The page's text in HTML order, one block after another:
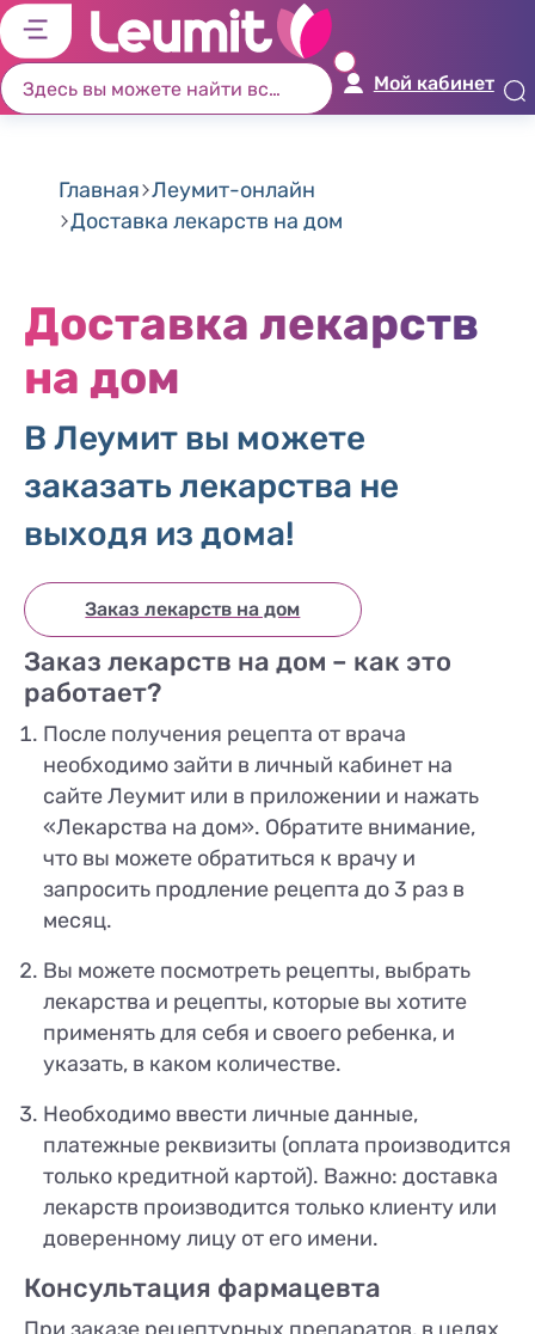
Мой кабинет
Главная Леумит-онлайн
Доставка лекарств на дом
Доставка лекарств
на дом
В Леумит вы можете
заказать лекарства не
выходя из дома!
Заказ лекарств на дом
Заказ лекарств на дом – как это
работает?
После получения рецепта от врача
необходимо зайти в личный кабинет на
сайте Леумит или в приложении и нажать
«Лекарства на дом». Обратите внимание,
что вы можете обратиться к врачу и
запросить продление рецепта до 3 раз в
месяц.
Вы можете посмотреть рецепты, выбрать
лекарства и рецепты, которые вы хотите
применять для себя и своего ребенка, и
указать, в каком количестве.
Необходимо ввести личные данные,
платежные реквизиты (оплата производится
только кредитной картой). Важно: доставка
лекарств производится только клиенту или
доверенному лицу от его имени.
Консультация фармацевта
При заказе рецептурных препаратов, в целях